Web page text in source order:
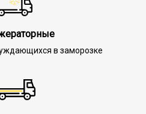
в заморозке